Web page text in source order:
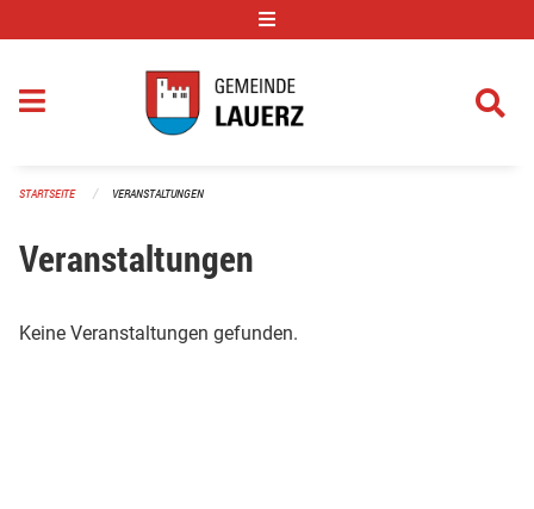
STARTSEITE VERANSTALTUNGEN
Veranstaltungen
Keine Veranstaltungen gefunden.